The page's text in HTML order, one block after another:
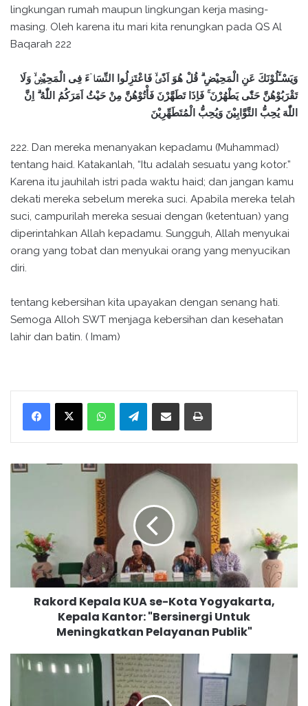
lingkungan rumah maupun lingkungan kerja masing-
masing. Oleh karena itu mari kita renungkan pada QS Al
Baqarah 222
وَيَسْـَٔلُوْنَكَ عَنِ الْمَحِيْضِ ۗ قُلْ هُوَ اَذًىۙ فَاعْتَزِلُوا النِّسَاۤءَ فِى الْمَحِيْضِۙ وَلَا
تَقْرَبُوْهُنَّ حَتّٰى يَطْهُرْنَ ۚ فَاِذَا تَطَهَّرْنَ فَأْتُوْهُنَّ مِنْ حَيْثُ اَمَرَكُمُ اللّٰهُ ۗ اِنَّ
اللّٰهَ يُحِبُّ التَّوَّابِيْنَ وَيُحِبُّ الْمُتَطَهِّرِيْنَ
222. Dan mereka menanyakan kepadamu (Muhammad)
tentang haid. Katakanlah, “Itu adalah sesuatu yang kotor.”
Karena itu jauhilah istri pada waktu haid; dan jangan kamu
dekati mereka sebelum mereka suci. Apabila mereka telah
suci, campurilah mereka sesuai dengan (ketentuan) yang
diperintahkan Allah kepadamu. Sungguh, Allah menyukai
orang yang tobat dan menyukai orang yang menyucikan
diri.
tentang kebersihan kita upayakan dengan senang hati.
Semoga Alloh SWT menjaga kebersihan dan kesehatan
lahir dan batin. ( Imam)
WhatsApp Telegram
R
p
U
e
Rakord Kepala KUA se-Kota Yogyakarta,
Kepala Kantor: "Bersinergi Untuk
Meningkatkan Pelayanan Publik"